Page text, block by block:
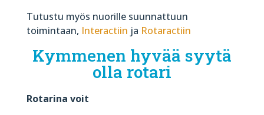
Tutustu myös nuorille suunnattuun
toimintaan, Interactiin ja Rotaractiin
Kymmenen hyvää syytä
olla rotari
Rotarina voit